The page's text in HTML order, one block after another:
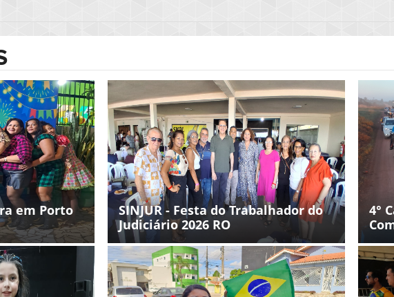
em Porto
SINJUR - Festa do Trabalhador do
Judiciário 2026 RO
4°